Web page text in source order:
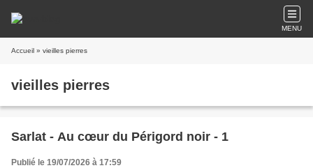
MENU
Accueil » vieilles pierres
vieilles pierres
Sarlat - Au cœur du Périgord noir - 1
Publié le 19/07/2026 à 17:59